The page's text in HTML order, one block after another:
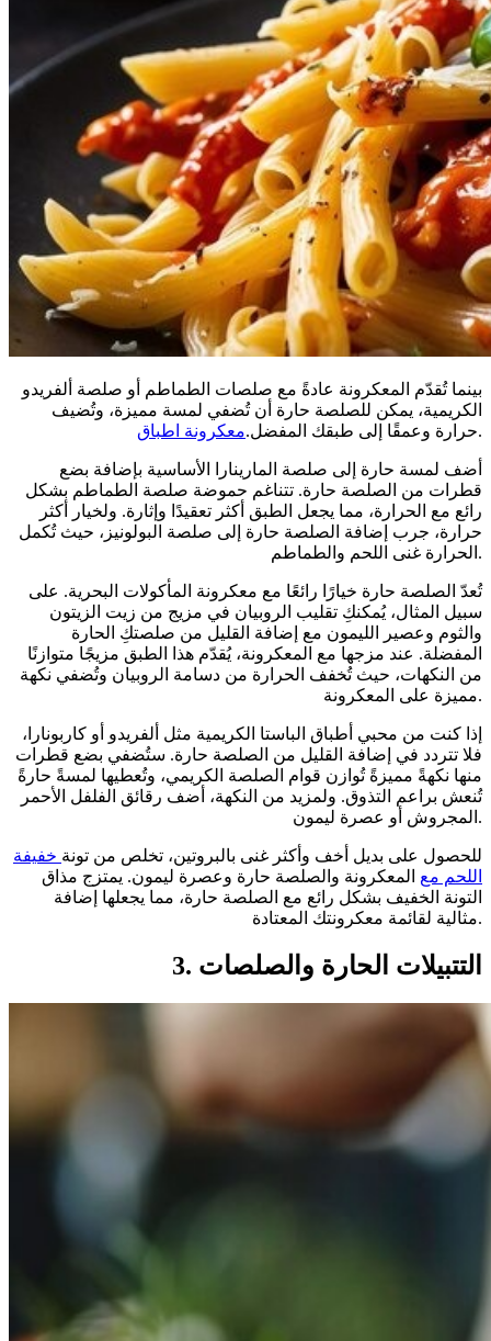
بينما تُقدّم المعكرونة عادةً مع صلصات الطماطم أو صلصة ألفريدو
الكريمية، يمكن للصلصة حارة أن تُضفي لمسة مميزة، وتُضيف
حرارة وعمقًا إلى طبقك المفضل.معكرونة اطباق .
أضف لمسة حارة إلى صلصة المارينارا الأساسية بإضافة بضع
قطرات من الصلصة حارة. تتناغم حموضة صلصة الطماطم بشكل
رائع مع الحرارة، مما يجعل الطبق أكثر تعقيدًا وإثارة. ولخيار أكثر
حرارة، جرب إضافة الصلصة حارة إلى صلصة البولونيز، حيث تُكمل
الحرارة غنى اللحم والطماطم.
تُعدّ الصلصة حارة خيارًا رائعًا مع معكرونة المأكولات البحرية. على
سبيل المثال، يُمكنكِ تقليب الروبيان في مزيج من زيت الزيتون
والثوم وعصير الليمون مع إضافة القليل من صلصتكِ الحارة
المفضلة. عند مزجها مع المعكرونة، يُقدّم هذا الطبق مزيجًا متوازنًا
من النكهات، حيث تُخفف الحرارة من دسامة الروبيان وتُضفي نكهة
مميزة على المعكرونة.
إذا كنت من محبي أطباق الباستا الكريمية مثل ألفريدو أو كاربونارا،
فلا تتردد في إضافة القليل من الصلصة حارة. ستُضفي بضع قطرات
منها نكهةً مميزةً تُوازن قوام الصلصة الكريمي، وتُعطيها لمسةً حارةً
تُنعش براعم التذوق. ولمزيد من النكهة، أضف رقائق الفلفل الأحمر
المجروش أو عصرة ليمون.
للحصول على بديل أخف وأكثر غنى بالبروتين، تخلص من تونة خفيفة
اللحم مع المعكرونة والصلصة حارة وعصرة ليمون. يمتزج مذاق
التونة الخفيف بشكل رائع مع الصلصة حارة، مما يجعلها إضافة
مثالية لقائمة معكرونتك المعتادة.
3. التتبيلات الحارة والصلصات